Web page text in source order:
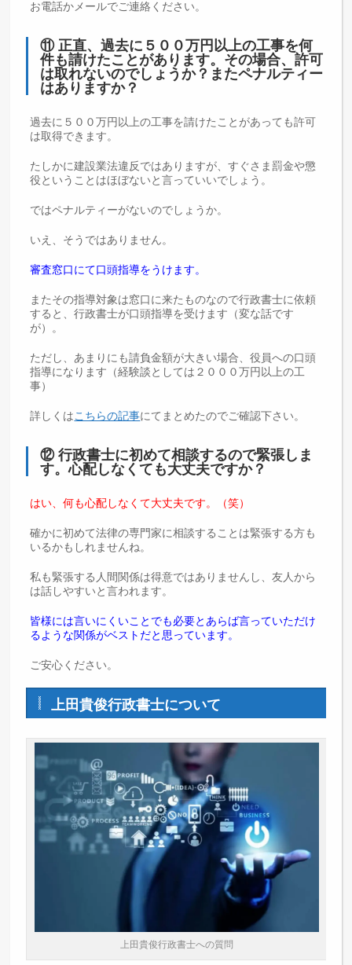
お電話かメールでご連絡ください。
⑪ 正直、過去に５００万円以上の工事を何
件も請けたことがあります。その場合、許可
は取れないのでしょうか？またペナルティー
はありますか？
過去に５００万円以上の工事を請けたことがあっても許可
は取得できます。
たしかに建設業法違反ではありますが、すぐさま罰金や懲
役ということはほぼないと言っていいでしょう。
ではペナルティーがないのでしょうか。
いえ、そうではありません。
審査窓口にて口頭指導をうけます。
またその指導対象は窓口に来たものなので行政書士に依頼
すると、行政書士が口頭指導を受けます（変な話です
が）。
ただし、あまりにも請負金額が大きい場合、役員への口頭
指導になります（経験談としては２０００万円以上の工
事）
詳しくはこちらの記事にてまとめたのでご確認下さい。
⑫ 行政書士に初めて相談するので緊張しま
す。心配しなくても大丈夫ですか？
はい、何も心配しなくて大丈夫です。（笑）
確かに初めて法律の専門家に相談することは緊張する方も
いるかもしれませんね。
私も緊張する人間関係は得意ではありませんし、友人から
は話しやすいと言われます。
皆様には言いにくいことでも必要とあらば言っていただけ
るような関係がベストだと思っています。
ご安心ください。
上田貴俊行政書士について
上田貴俊行政書士への質問